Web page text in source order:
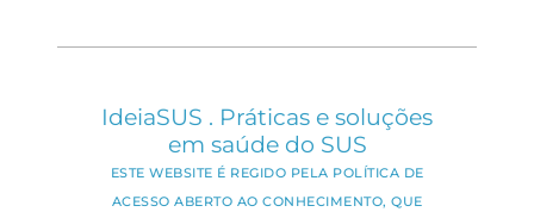
IdeiaSUS . Práticas e soluções
em saúde do SUS
ESTE WEBSITE É REGIDO PELA POLÍTICA DE
ACESSO ABERTO AO CONHECIMENTO, QUE